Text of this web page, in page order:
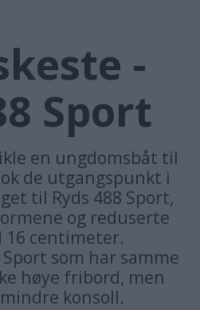
-
Sport
en ungdomsbåt til
de utgangspunkt i
til Ryds 488 Sport,
og reduserte
16 centimeter.
som har samme
høye fribord, men
konsoll.